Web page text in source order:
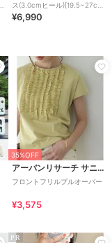
ス(3.0cmヒール)[19.5~27cm]
ラクチンきれいシューズ
¥6,990
35%OFF
アーバンリサーチ サニーレーベル
フロントフリルプルオーバー
¥3,575
PR